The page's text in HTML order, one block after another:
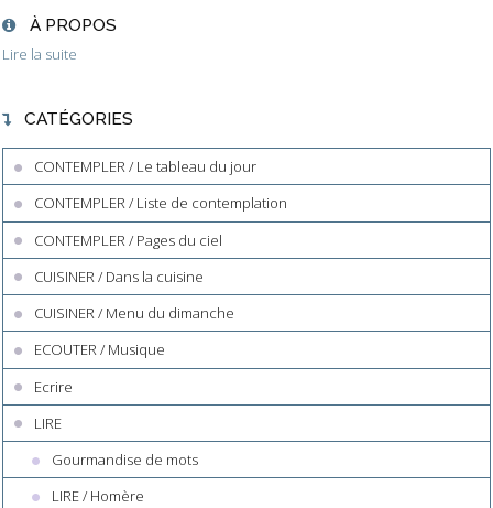
À PROPOS
Lire la suite
CATÉGORIES
CONTEMPLER / Le tableau du jour
CONTEMPLER / Liste de contemplation
CONTEMPLER / Pages du ciel
CUISINER / Dans la cuisine
CUISINER / Menu du dimanche
ECOUTER / Musique
Ecrire
LIRE
Gourmandise de mots
LIRE / Homère